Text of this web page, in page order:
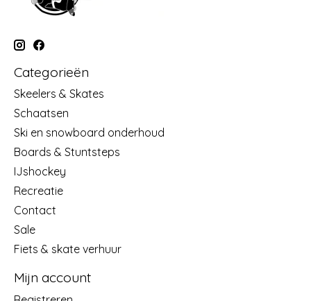
Categorieën
Skeelers & Skates
Schaatsen
Ski en snowboard onderhoud
Boards & Stuntsteps
IJshockey
Recreatie
Contact
Sale
Fiets & skate verhuur
Mijn account